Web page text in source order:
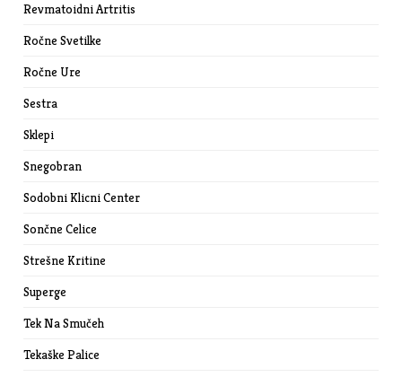
Revmatoidni Artritis
Ročne Svetilke
Ročne Ure
Sestra
Sklepi
Snegobran
Sodobni Klicni Center
Sončne Celice
Strešne Kritine
Superge
Tek Na Smučeh
Tekaške Palice